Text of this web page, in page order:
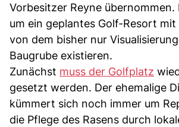
Vorbesitzer Reyne übernommen.
um ein geplantes Golf-Resort mit
von dem bisher nur
Baugrube existieren.
Zunächst muss der Golfplatz
gesetzt werden. Der ehemalige
kümmert sich noch immer um
die Pflege des Rasens durch